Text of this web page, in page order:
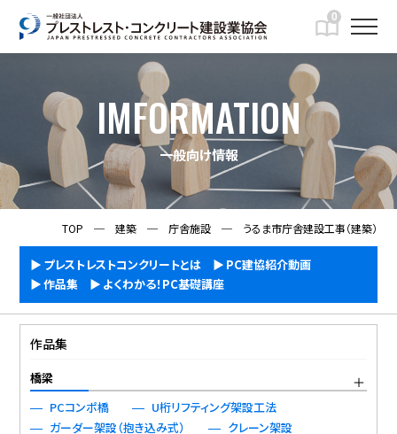
0
IMFORMATION
一般向け情報
TOP ─ 建築 ─ 庁舎施設 ─ うるま市庁舎建設工事（建築）
プレストレストコンクリートとは
PC建協紹介動画
作品集
よくわかる！PC基礎講座
作品集
橋梁
PCコンポ橋
U桁リフティング架設工法
ガーダー架設（抱き込み式）
クレーン架設